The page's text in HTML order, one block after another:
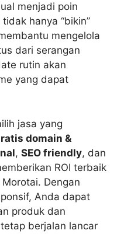
menjadi poin
hanya “bikin”
mengelola
dari serangan
rutin akan
yang dapat
jasa yang
domain &
, SEO friendly, dan
ROI terbaik
Dengan
Anda dapat
produk dan
berjalan lancar